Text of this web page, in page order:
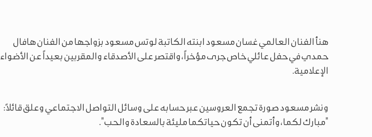
هنأ الفنان العالمي غسان مسعود ابنته الكاتبة لوتس مسعود بزواجها من الفنان هافال
حمدي في حفل عائلي خاص جرى مؤخراً، واقتصر على الأصدقاء والمقربين بعيداً عن الأضواء
الإعلامية.
ونشر مسعود صورة تجمع العروسين عبر حسابه على وسائل التواصل الاجتماعي وعلق قائلاً:
"مبارك لكما، وأتمنى أن تكون حياتكما مليئة بالسعادة والحب".